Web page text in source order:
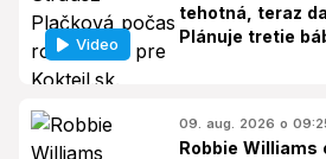
Video
tehotná, teraz
Plánuje tretie
09. aug. 2026 o
Robbie Williams